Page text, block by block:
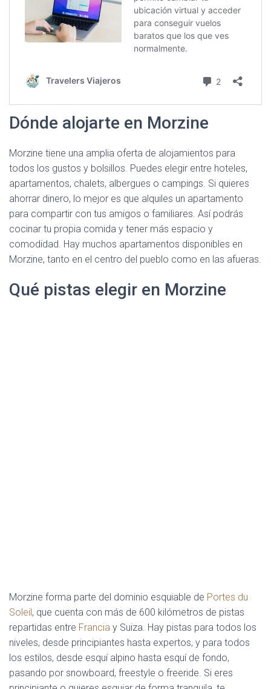
Dónde alojarte en Morzine
Morzine tiene una amplia oferta de alojamientos para
todos los gustos y bolsillos. Puedes elegir entre hoteles,
apartamentos, chalets, albergues o campings. Si quieres
ahorrar dinero, lo mejor es que alquiles un apartamento
para compartir con tus amigos o familiares. Así podrás
cocinar tu propia comida y tener más espacio y
comodidad. Hay muchos apartamentos disponibles en
Morzine, tanto en el centro del pueblo como en las afueras.
Qué pistas elegir en Morzine
Morzine forma parte del dominio esquiable de Portes du
Soleil, que cuenta con más de 600 kilómetros de pistas
repartidas entre Francia y Suiza. Hay pistas para todos los
niveles, desde principiantes hasta expertos, y para todos
los estilos, desde esquí alpino hasta esquí de fondo,
pasando por snowboard, freestyle o freeride. Si eres